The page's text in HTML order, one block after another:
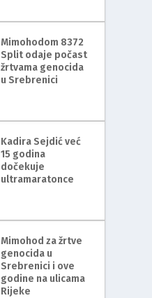
Mimohodom 8372
Split odaje počast
žrtvama genocida
u Srebrenici
Kadira Sejdić već
15 godina
dočekuje
ultramaratonce
Mimohod za žrtve
genocida u
Srebrenici i ove
godine na ulicama
Rijeke